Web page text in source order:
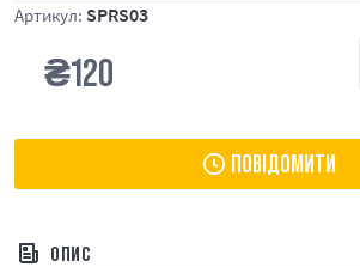
Артикул: SPRS03
₴120
ПОВІДОМИТИ
ОПИС